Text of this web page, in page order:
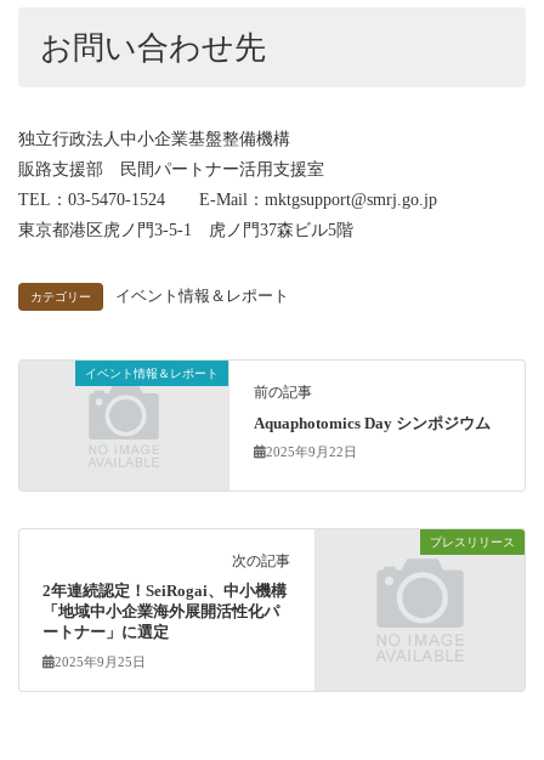
お問い合わせ先
独立行政法人中小企業基盤整備機構
販路支援部 民間パートナー活用支援室
TEL：03-5470-1524 E-Mail：mktgsupport@smrj.go.jp
東京都港区虎ノ門3-5-1 虎ノ門37森ビル5階
カテゴリー イベント情報＆レポート
イベント情報＆レポート
前の記事
Aquaphotomics Day シンポジウム
2025年9月22日
プレスリリース
次の記事
2年連続認定！SeiRogai、中小機構
「地域中小企業海外展開活性化パ
ートナー」に選定
2025年9月25日